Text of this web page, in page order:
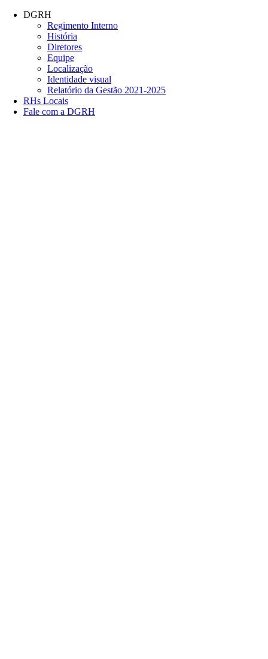
Conteúdo principal
DGRH
Regimento Interno
História
Diretores
Equipe
Localização
Identidade visual
Relatório da Gestão 2021-2025
RHs Locais
Fale com a DGRH